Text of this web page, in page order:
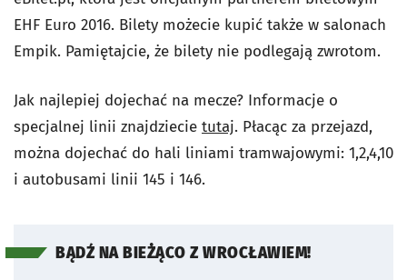
EHF Euro 2016. Bilety możecie kupić także w salonach
Empik. Pamiętajcie, że bilety nie podlegają zwrotom.
Jak najlepiej dojechać na mecze? Informacje o
specjalnej linii znajdziecie tutaj. Płacąc za przejazd,
można dojechać do hali liniami tramwajowymi: 1,2,4,10
i autobusami linii 145 i 146.
BĄDŹ NA BIEŻĄCO Z WROCŁAWIEM!